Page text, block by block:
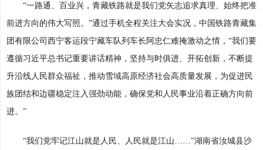
“一路通、百业兴，青藏铁路就是我们党矢志追求真理、始终把准
前进方向的伟大写照。”通过手机全程关注大会实况，中国铁路青藏集
团有限公司西宁客运段宁藏车队列车长阿忠仁难掩激动之情，“我们要
遵循习近平总书记重要讲话精神，坚持与时俱进、开拓创新，不断提
升沿线人民群众福祉，推动雪域高原经济社会高质量发展，为促进民
族团结和边疆稳定注入强劲动能，确保党和人民事业沿着正确方向前
进。”
“我们党牢记江山就是人民、人民就是江山……”湖南省汝城县沙